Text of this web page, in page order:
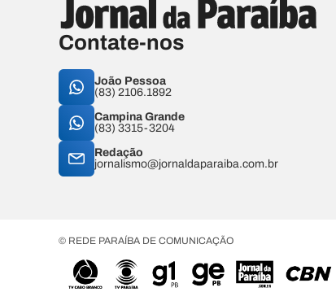
Contate-nos
João Pessoa
(83) 2106.1892
Campina Grande
(83) 3315-3204
Redação
jornalismo@jornaldaparaiba.com.br
© REDE PARAÍBA DE COMUNICAÇÃO